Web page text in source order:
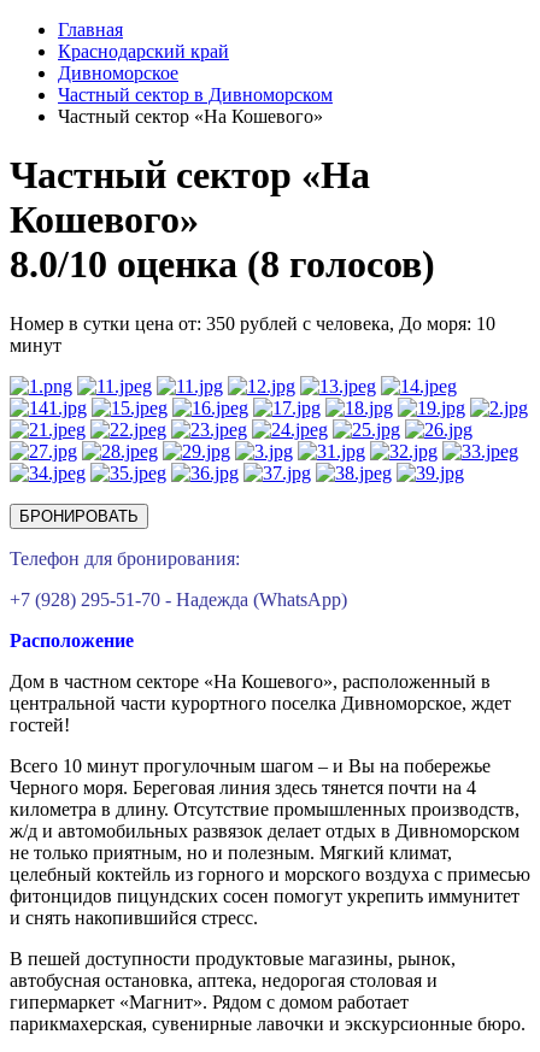
Главная
Краснодарский край
Дивноморское
Частный сектор в Дивноморском
Частный сектор «На Кошевого»
Частный сектор «На
Кошевого»
8.0/10 оценка (8 голосов)
Номер в сутки цена от: 350 рублей с человека, До моря: 10
минут
БРОНИРОВАТЬ
Телефон для бронирования:
+7 (928) 295-51-70 - Надежда (WhatsApp)
Расположение
Дом в частном секторе «На Кошевого», расположенный в
центральной части курортного поселка Дивноморское, ждет
гостей!
Всего 10 минут прогулочным шагом – и Вы на побережье
Черного моря. Береговая линия здесь тянется почти на 4
километра в длину. Отсутствие промышленных производств,
ж/д и автомобильных развязок делает отдых в Дивноморском
не только приятным, но и полезным. Мягкий климат,
целебный коктейль из горного и морского воздуха с примесью
фитонцидов пицундских сосен помогут укрепить иммунитет
и снять накопившийся стресс.
В пешей доступности продуктовые магазины, рынок,
автобусная остановка, аптека, недорогая столовая и
гипермаркет «Магнит». Рядом с домом работает
парикмахерская, сувенирные лавочки и экскурсионные бюро.